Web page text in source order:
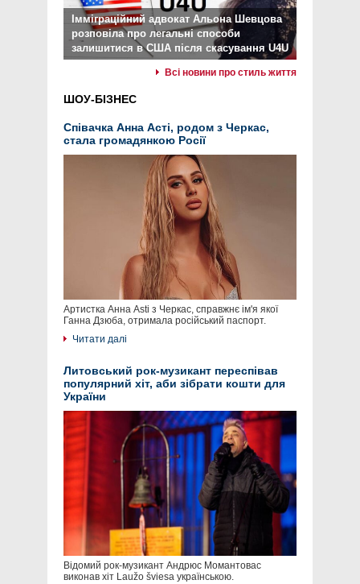
Імміграційний адвокат Альона Шевцова
розповіла про легальні способи
залишитися в США після скасування U4U
Всі новини про стиль життя
ШОУ-БІЗНЕС
Співачка Анна Асті, родом з Черкас,
стала громадянкою Росії
Артистка Анна Asti з Черкас, справжнє ім'я якої
Ганна Дзюба, отримала російський паспорт.
Читати далі
Литовський рок-музикант переспівав
популярний хіт, аби зібрати кошти для
України
Відомий рок-музикант Андрюс Момантовас
виконав хіт Laužo šviesa українською.